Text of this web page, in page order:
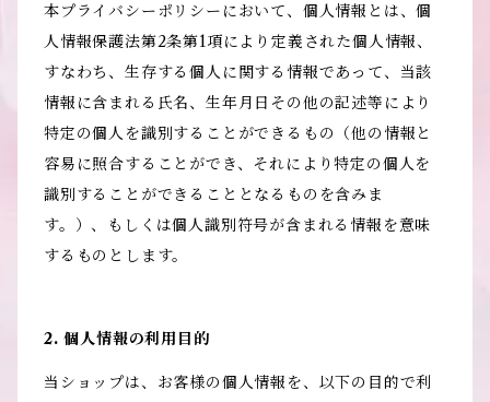
本プライバシーポリシーにおいて、個人情報とは、個
人情報保護法第2条第1項により定義された個人情報、
すなわち、生存する個人に関する情報であって、当該
情報に含まれる氏名、生年月日その他の記述等により
特定の個人を識別することができるもの（他の情報と
容易に照合することができ、それにより特定の個人を
識別することができることとなるものを含みま
す。）、もしくは個人識別符号が含まれる情報を意味
するものとします。
2. 個人情報の利用目的
当ショップは、お客様の個人情報を、以下の目的で利